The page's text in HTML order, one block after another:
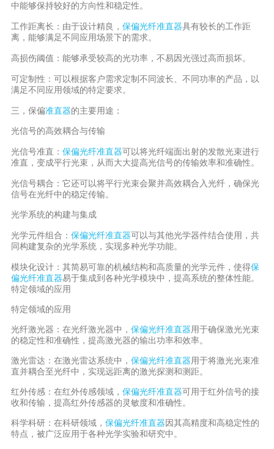
中能够保持较好的方向性和稳定性。
工作距离长：由于设计精良， 保偏光纤准直器具有较长的工作距
离，能够满足不同应用场景下的需求。
高损伤阈值：能够承受较高的光功率，不易因光强过高而损坏。
可定制性：可以根据客户需求定制不同波长、不同功率的产品，以
满足不同应用领域的特定要求。
三，保偏准直器的主要用途：
光信号的高效耦合与传输
光信号准直： 保偏光纤准直器可以将光纤端面出射的发散光束进行
准直，变成平行光束，从而大大提高光信号的传输效率和准确性。
光信号耦合：它还可以将平行光束会聚并高效耦合入光纤，确保光
信号在光纤中的稳定传输。
光学系统的构建与集成
光学元件组合： 保偏光纤准直器可以与其他光学器件结合使用，共
同构建复杂的光学系统，实现多种光学功能。
模块化设计：其简易可靠的机械结构和高质量的光学元件，使得保
偏光纤准直器易于集成到各种光学模块中，提高系统的整体性能。
特定领域的应用
特定领域的应用
光纤激光器：在光纤激光器中， 保偏光纤准直器 用于确保激光光束
的稳定性和准确性，提高激光器的输出功率和效率。
激光雷达：在激光雷达系统中， 保偏光纤准直器 用于将激光光束准
直并耦合至光纤中，实现远距离的激光探测和测距。
红外传感：在红外传感领域， 保偏光纤准直器可用于红外信号的接
收和传输，提高红外传感器的灵敏度和准确性。
科学科研：在科研领域， 保偏光纤准直器 因其高精度和高稳定性的
特点，被广泛应用于各种光学实验和研究中。